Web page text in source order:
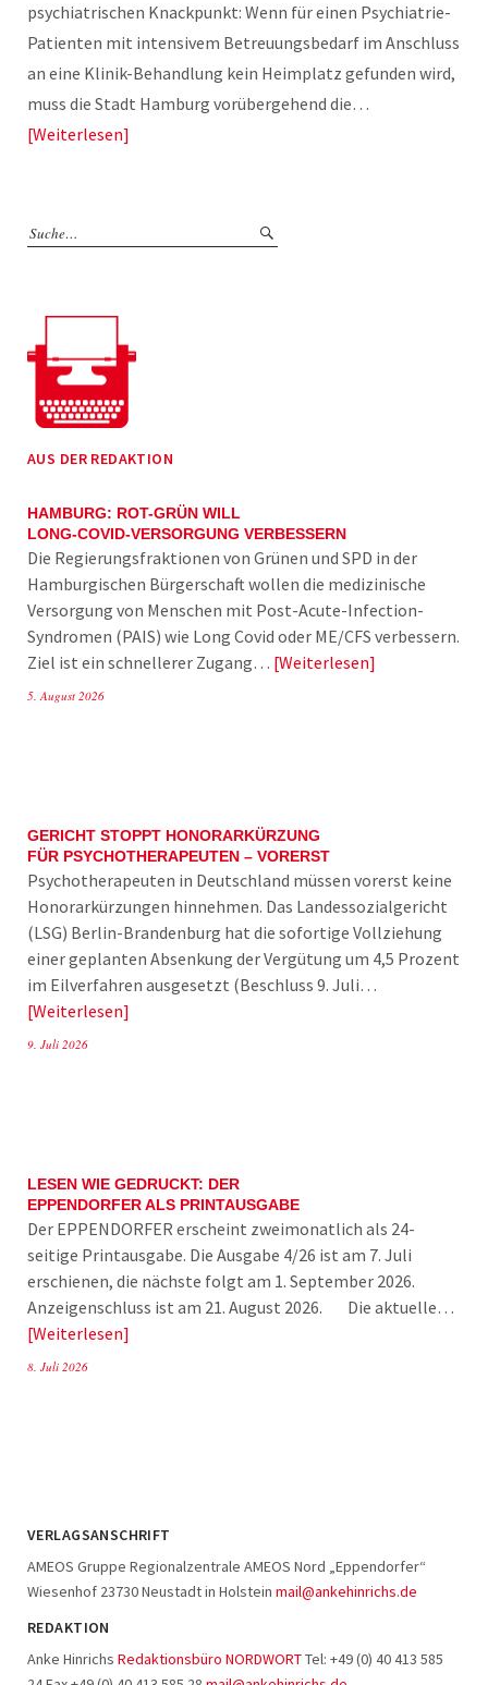
psychiatrischen Knackpunkt: Wenn für einen Psychiatrie-
Patienten mit intensivem Betreuungsbedarf im Anschluss
an eine Klinik-Behandlung kein Heimplatz gefunden wird,
muss die Stadt Hamburg vorübergehend die…
Weiterlesen
AUS DER REDAKTION
HAMBURG: ROT-GRÜN WILL
LONG-COVID-VERSORGUNG VERBESSERN
Die Regierungsfraktionen von Grünen und SPD in der
Hamburgischen Bürgerschaft wollen die medizinische
Versorgung von Menschen mit Post-Acute-Infection-
Syndromen (PAIS) wie Long Covid oder ME/CFS verbessern.
Ziel ist ein schnellerer Zugang… Weiterlesen
5. August 2026
GERICHT STOPPT HONORARKÜRZUNG
FÜR PSYCHOTHERAPEUTEN – VORERST
Psychotherapeuten in Deutschland müssen vorerst keine
Honorarkürzungen hinnehmen. Das Landessozialgericht
(LSG) Berlin-Brandenburg hat die sofortige Vollziehung
einer geplanten Absenkung der Vergütung um 4,5 Prozent
im Eilverfahren ausgesetzt (Beschluss 9. Juli…
Weiterlesen
9. Juli 2026
LESEN WIE GEDRUCKT: DER
EPPENDORFER ALS PRINTAUSGABE
Der EPPENDORFER erscheint zweimonatlich als 24-
seitige Printausgabe. Die Ausgabe 4/26 ist am 7. Juli
erschienen, die nächste folgt am 1. September 2026.
Anzeigenschluss ist am 21. August 2026. Die aktuelle…
Weiterlesen
8. Juli 2026
VERLAGSANSCHRIFT
AMEOS Gruppe Regionalzentrale AMEOS Nord „Eppendorfer“
Wiesenhof 23730 Neustadt in Holstein mail@ankehinrichs.de
REDAKTION
Anke Hinrichs Redaktionsbüro NORDWORTTel: +49 (0) 40 413 585